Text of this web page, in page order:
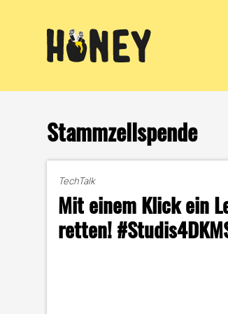
Stammzellspende
TechTalk
Mit einem Klick ein
retten!